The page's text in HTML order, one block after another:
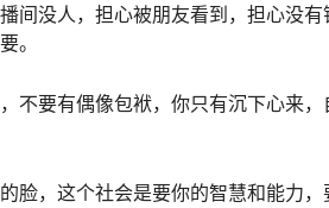
间没人，担心被朋友看到，担心没
。
不要有偶像包袱，你只有沉下心来
脸，这个社会是要你的智慧和能力